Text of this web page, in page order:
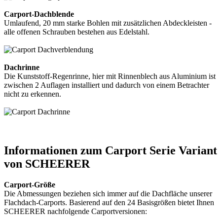
Carport-Dachblende
Umlaufend, 20 mm starke Bohlen mit zusätzlichen Abdeckleisten -
alle offenen Schrauben bestehen aus Edelstahl.
Dachrinne
Die Kunststoff-Regenrinne, hier mit Rinnenblech aus Aluminium ist
zwischen 2 Auflagen installiert und dadurch von einem Betrachter
nicht zu erkennen.
Informationen zum Carport Serie Variant
von SCHEERER
Carport-Größe
Die Abmessungen beziehen sich immer auf die Dachfläche unserer
Flachdach-Carports. Basierend auf den 24 Basisgrößen bietet Ihnen
SCHEERER nachfolgende Carportversionen: